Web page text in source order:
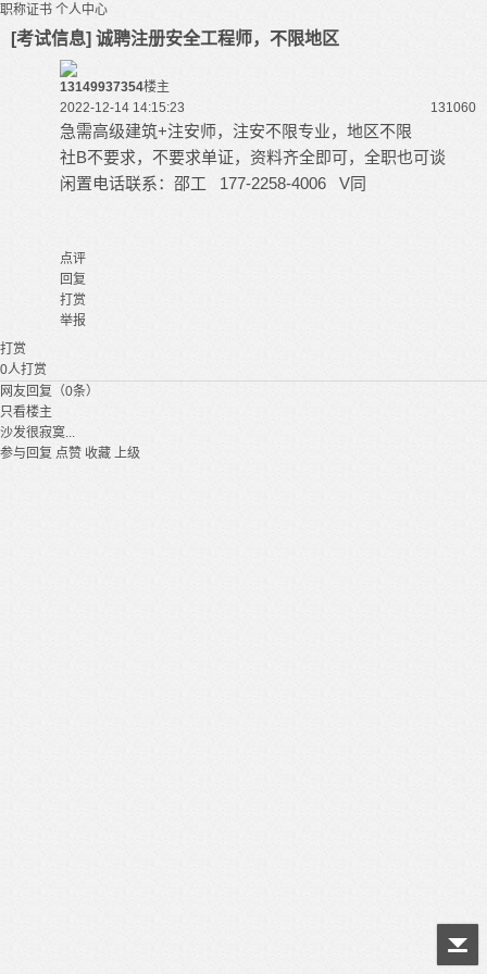
职称证书 个人中心
[考试信息] 诚聘注册安全工程师，不限地区
13149937354楼主
2022-12-14 14:15:23
131060
急需高级建筑+注安师，注安不限专业，地区不限
社B不要求，不要求单证，资料齐全即可，全职也可谈
闲置电话联系：邵工 177-2258-4006 V同
点评
回复
打赏
举报
打赏
0人打赏
网友回复（0条）
只看楼主
沙发很寂寞...
参与回复 点赞 收藏 上级